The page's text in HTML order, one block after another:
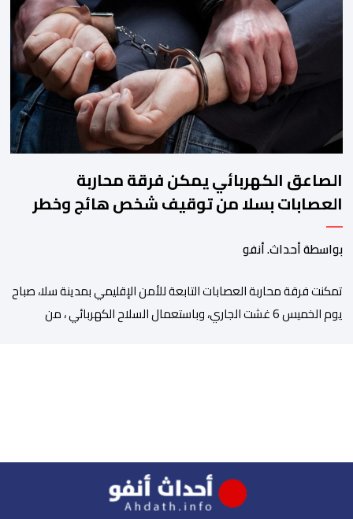
لـ”فضاء إكسبو أكادير” الجديد، الذي يطمح إلى أن يصبح فضاء دائما
مخصصا للتعريف بإبداعات ومواهب الجهة وخارجها. ويجمع معرض
“أكادير، الجوهرة”، الذي تنظمه مؤسسة […]
الصاعق الكهربائي يمكن فرقة محاربة
العصابات بسلا من توقيف شخص هائج وخطر
بواسطة أحداث. أنفو
تمكنت فرقة محاربة العصابات التابعة للأمن الإقليمي بمدينة سلا، صباح
يوم الخميس 6 غشت الجاري، وباستعمال السلاح الكهربائي ، من